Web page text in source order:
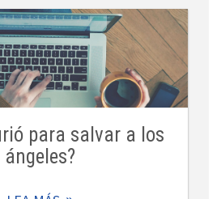
para salvar a los
ángeles?